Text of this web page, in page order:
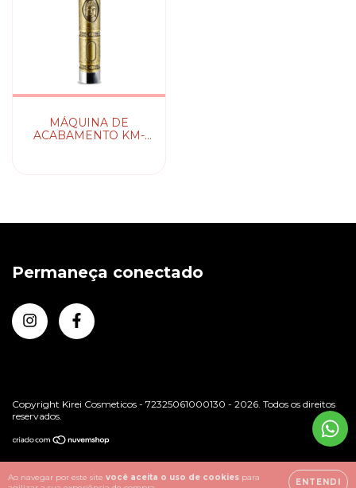
Ao navegar por este site você aceita o uso de cookies para
ENTENDI
MÁQUINA DE
ACABAMENTO KM-
Permaneça conectado
Copyright Kirei Cosmeticos - 72325061000130 - 2026. Todos os direitos
reservados.